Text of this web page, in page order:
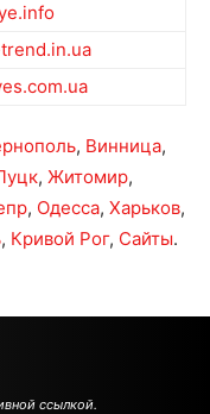
, Винница,
, Житомир,
, Одесса, Харьков,
, Кривой Рог, Сайты.
ссылкой.